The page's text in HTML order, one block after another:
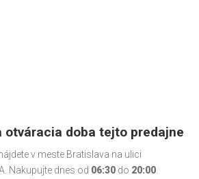
otváracia doba tejto predajne
v meste Bratislava na ulici
Nakupujte dnes od 06:30 do 20:00.